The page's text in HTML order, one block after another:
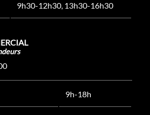
9h30-12h30, 13h30-16h30
9h-18h